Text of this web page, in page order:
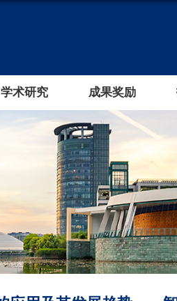
学术研究 成果奖励